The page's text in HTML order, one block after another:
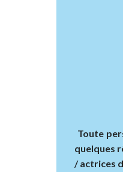
Toute
quelques
/ actrices